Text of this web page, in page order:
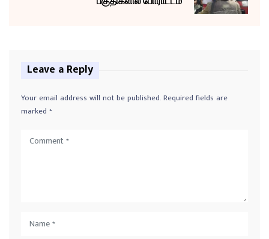
Leave a Reply
Your email address will not be published.Required fields are
marked *